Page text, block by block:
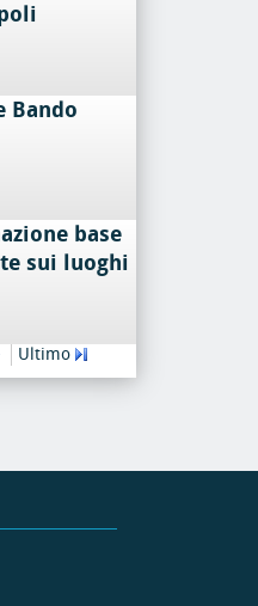
Bando
base
sui luoghi
Ultimo